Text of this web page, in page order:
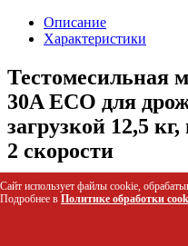
Описание
Характеристики
Тестомесильная
30A ECO для
загрузкой 12,5
2 скорости
Тестомесилка Kocateq TF
оборудование для
Сайт использует файлы cookie,
Подробнее в Политике обработки